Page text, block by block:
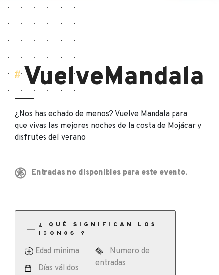
VuelveMandala
¿Nos has echado de menos? Vuelve Mandala para
que vivas las mejores noches de la costa de Mojácar y
disfrutes del verano
Entradas no disponibles para este evento.
¿ QUÉ SIGNIFICAN LOS
ICONOS ?
Edad minima
Días válidos
Numero de
entradas